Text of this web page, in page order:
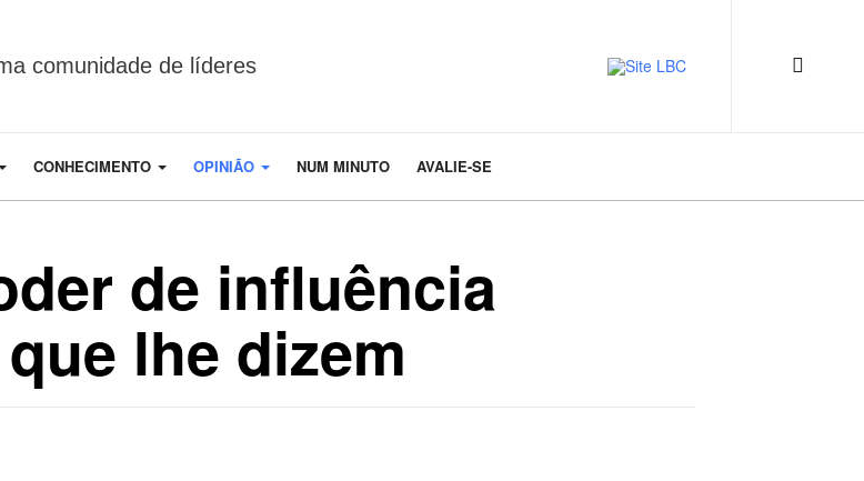
comunidade de líderes
CONHECIMENTO OPINIÃO NUM MINUTO AVALIE-SE
de influência
lhe dizem